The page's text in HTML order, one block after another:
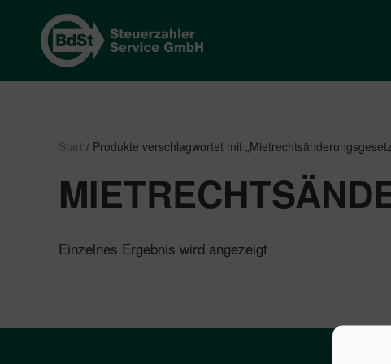
Start / Produkte verschlagwortet mit
Einzelnes Ergebnis wird angezeigt